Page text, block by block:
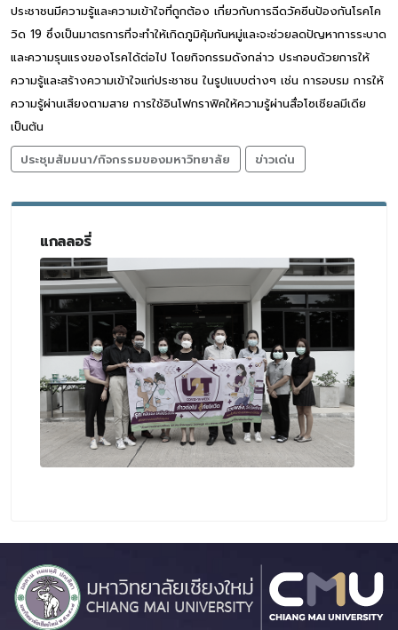
ประชาชนมีความรู้และความเข้าใจที่ถูกต้อง เกี่ยวกับการฉีดวัคซีนป้องกันโรคโค
วิด 19 ซึ่งเป็นมาตรการที่จะทำให้เกิดภูมิคุ้มกันหมู่และจะช่วยลดปัญหาการระบาด
และความรุนแรงของโรคได้ต่อไป โดยกิจกรรมดังกล่าว ประกอบด้วยการให้
ความรู้และสร้างความเข้าใจแก่ประชาชน ในรูปแบบต่างๆ เช่น การอบรม การให้
ความรู้ผ่านเสียงตามสาย การใช้อินโฟกราฟิคให้ความรู้ผ่านสื่อโซเชียลมีเดีย
เป็นต้น
ประชุมสัมมนา/กิจกรรมของมหาวิทยาลัย
ข่าวเด่น
แกลลอรี่